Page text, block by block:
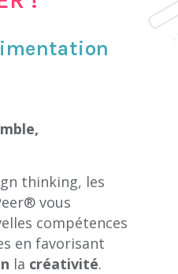
thinking, les
vous
compétences
en favorisant
la créativité.